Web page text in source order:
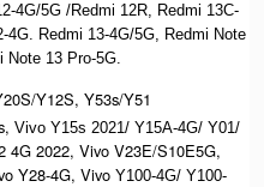
4G/5G /Redmi 12R, Redmi 13C-
4G. Redmi 13-4G/5G, Redmi Note
Note 13 Pro-5G.
Y12S, Y53s/Y51
Vivo Y15s 2021/ Y15A-4G/ Y01/
4G 2022, Vivo V23E/S10E5G,
Y28-4G, Vivo Y100-4G/ Y100-